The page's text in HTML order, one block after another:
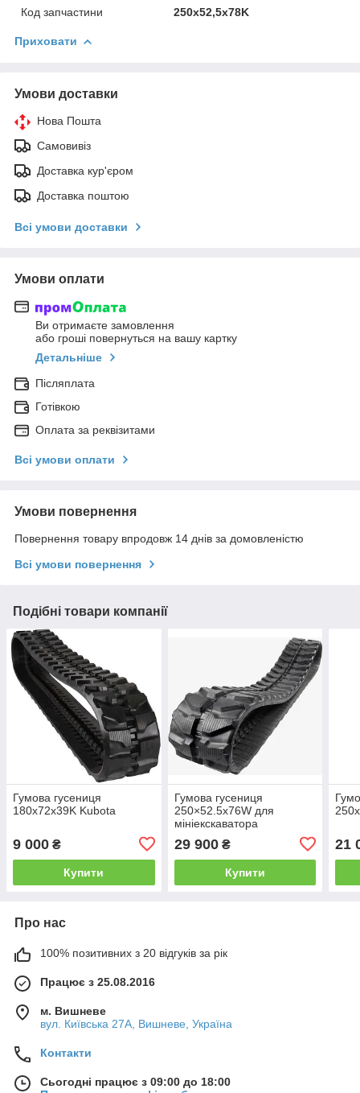
Код запчастини
250х52,5х78K
Приховати
Умови доставки
Нова Пошта
Самовивіз
Доставка кур'єром
Доставка поштою
Всі умови доставки
Умови оплати
Ви отримаєте замовлення
або гроші повернуться на вашу картку
Детальніше
Післяплата
Готівкою
Оплата за реквізитами
Всі умови оплати
Умови повернення
Повернення товару впродовж 14 днів за домовленістю
Всі умови повернення
Подібні товари компанії
Гумова гусениця
180х72х39K Kubota
9 000 ₴
Купити
Гумова гусениця
250×52.5x76W для
мініекскаватора
29 900₴
Купити
21
Про нас
100% позитивних з 20 відгуків за рік
Працює з 25.08.2016
м. Вишневе
вул. Київська 27А, Вишневе, Україна
Контакти
Сьогодні працює з 09:00 до 18:00